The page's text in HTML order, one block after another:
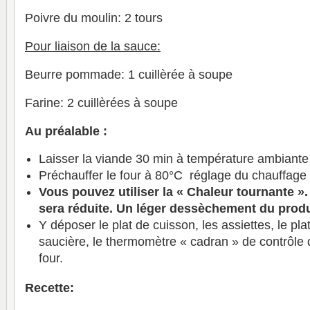
Poivre du moulin: 2 tours
Pour liaison de la sauce:
Beurre pommade: 1 cuillèrée à soupe
Farine: 2 cuillèrées à soupe
Au préalable :
Laisser la viande 30 min à température ambiante
Préchauffer le four à 80°C réglage du
Vous pouvez utiliser la « Chaleur tournante
sera réduite. Un léger dessèchement du
Y déposer le plat de cuisson, les assiettes, le
saucière, le thermomètre « cadran » de contrôle
four.
Recette: